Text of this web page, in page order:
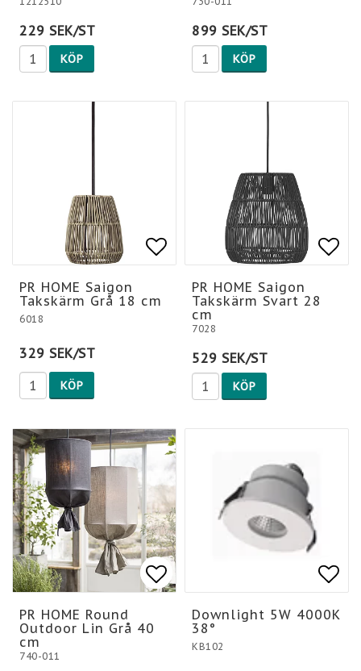
229 SEK/ST
KÖP
899 SEK/ST
KÖP
Lägg till i
Lägg till i
PR HOME Saigon
Takskärm Grå 18 cm
6018
329 SEK/ST
KÖP
PR HOME Saigon
Takskärm Svart 28
cm
7028
529 SEK/ST
KÖP
Lägg till i
Lägg till i
PR HOME Round
Outdoor Lin Grå 40
cm
740-011
Downlight 5W 4000K
38°
KB102